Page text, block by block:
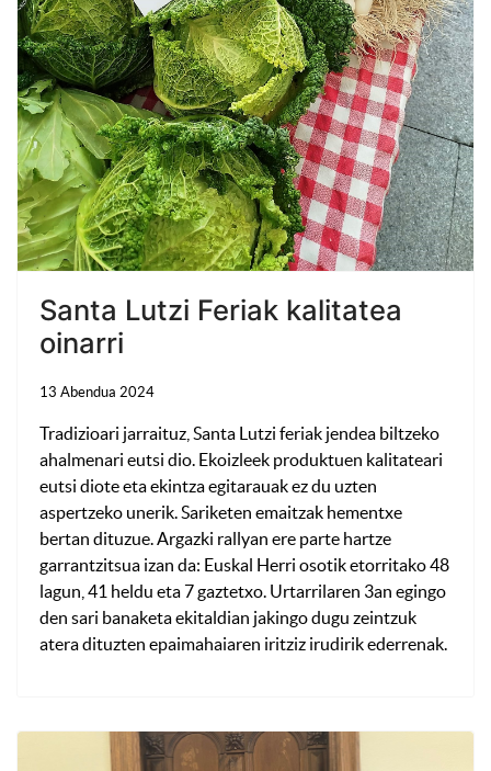
Santa Lutzi Feriak kalitatea
oinarri
13 Abendua 2024
Tradizioari jarraituz, Santa Lutzi feriak jendea biltzeko
ahalmenari eutsi dio. Ekoizleek produktuen kalitateari
eutsi diote eta ekintza egitarauak ez du uzten
aspertzeko unerik. Sariketen emaitzak hementxe
bertan dituzue. Argazki rallyan ere parte hartze
garrantzitsua izan da: Euskal Herri osotik etorritako 48
lagun, 41 heldu eta 7 gaztetxo. Urtarrilaren 3an egingo
den sari banaketa ekitaldian jakingo dugu zeintzuk
atera dituzten epaimahaiaren iritziz irudirik ederrenak.